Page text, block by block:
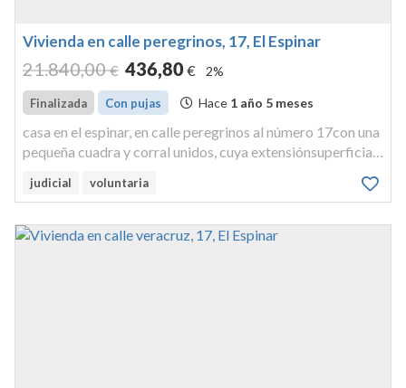
Vivienda en calle peregrinos, 17, El Espinar
21.840,00 € 436,80€ 2%
Finalizada Con pujas Hace 1 año 5 meses
casa en el espinar, en calle peregrinos al número 17con una
pequeña cuadra y corral unidos, cuya extensiónsuperficial
de silverio , izquierda con casa que seadjudicó a ceferina ...
judicial voluntaria